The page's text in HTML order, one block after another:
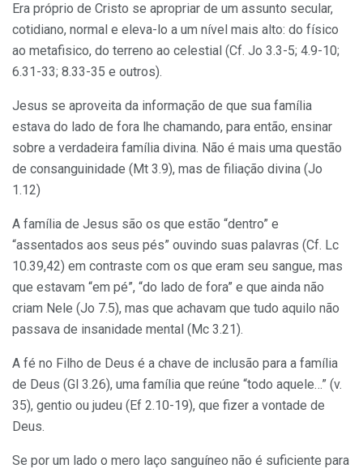
Era próprio de Cristo se apropriar de um assunto secular,
cotidiano, normal e eleva-lo a um nível mais alto: do físico
ao metafisico, do terreno ao celestial (Cf. Jo 3.3-5; 4.9-10;
6.31-33; 8.33-35 e outros).
Jesus se aproveita da informação de que sua família
estava do lado de fora lhe chamando, para então, ensinar
sobre a verdadeira família divina. Não é mais uma questão
de consanguinidade (Mt 3.9), mas de filiação divina (Jo
1.12)
A família de Jesus são os que estão “dentro” e
“assentados aos seus pés” ouvindo suas palavras (Cf. Lc
10.39,42) em contraste com os que eram seu sangue, mas
que estavam “em pé”, “do lado de fora” e que ainda não
criam Nele (Jo 7.5), mas que achavam que tudo aquilo não
passava de insanidade mental (Mc 3.21).
A fé no Filho de Deus é a chave de inclusão para a família
de Deus (Gl 3.26), uma família que reúne “todo aquele…” (v.
35), gentio ou judeu (Ef 2.10-19), que fizer a vontade de
Deus.
Se por um lado o mero laço sanguíneo não é suficiente para